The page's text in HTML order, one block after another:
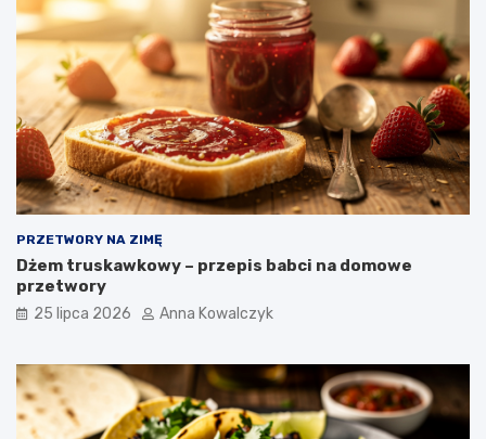
PRZETWORY NA ZIMĘ
Dżem truskawkowy – przepis babci na domowe
przetwory
25 lipca 2026 Anna Kowalczyk